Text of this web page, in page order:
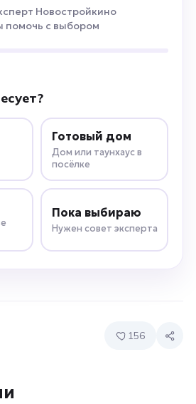
Новостройкино
помочь с выбором
Готовый дом
Дом или таунхаус в
посёлке
Пока выбираю
Нужен совет эксперта
156